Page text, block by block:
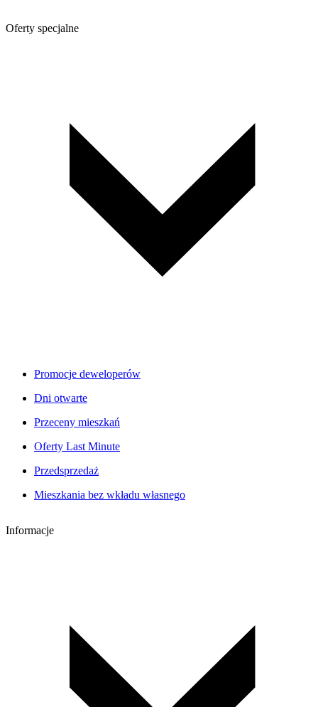
Oferty specjalne
Promocje deweloperów
Dni otwarte
Przeceny mieszkań
Oferty Last Minute
Przedsprzedaż
Mieszkania bez wkładu własnego
Informacje